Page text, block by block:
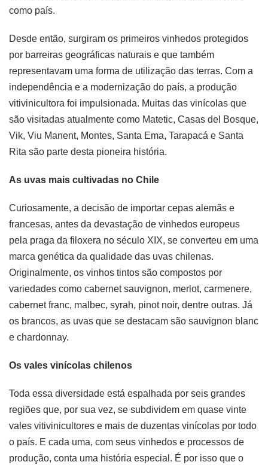
como país.
Desde então, surgiram os primeiros vinhedos protegidos
por barreiras geográficas naturais e que também
representavam uma forma de utilização das terras. Com a
independência e a modernização do país, a produção
vitivinicultora foi impulsionada. Muitas das vinícolas que
são visitadas atualmente como Matetic, Casas del Bosque,
Vik, Viu Manent, Montes, Santa Ema, Tarapacá e Santa
Rita são parte desta pioneira história.
As uvas mais cultivadas no Chile
Curiosamente, a decisão de importar cepas alemãs e
francesas, antes da devastação de vinhedos europeus
pela praga da filoxera no século XIX, se converteu em uma
marca genética da qualidade das uvas chilenas.
Originalmente, os vinhos tintos são compostos por
variedades como cabernet sauvignon, merlot, carmenere,
cabernet franc, malbec, syrah, pinot noir, dentre outras. Já
os brancos, as uvas que se destacam são sauvignon blanc
e chardonnay.
Os vales vinícolas chilenos
Toda essa diversidade está espalhada por seis grandes
regiões que, por sua vez, se subdividem em quase vinte
vales vitivinicultores e mais de duzentas vinícolas por todo
o país. E cada uma, com seus vinhedos e processos de
produção, conta uma história especial. É por isso que o